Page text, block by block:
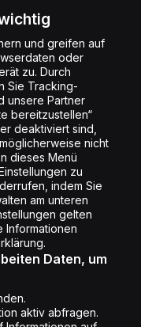
Liste
Einstellung
und greifen auf
oder
zu. Durch
Sie Tracking-
unsere Partner
bereitzustellen“
deaktiviert sind,
nicht
dieses Menü
zu
indem Sie
am unteren
gelten
Informationen
Daten, um
aktiv abfragen.